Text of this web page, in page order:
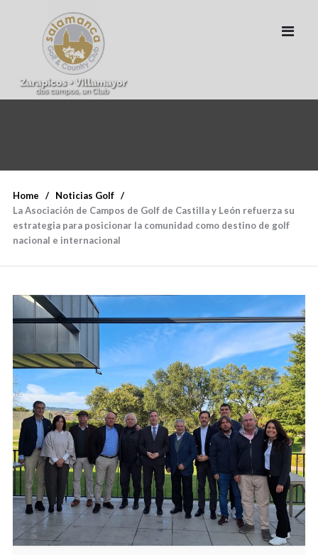
Home
Noticias Golf
La Asociación de Campos de Golf de Castilla y León refuerza su
estrategia para posicionar la comunidad como destino de golf
nacional e internacional